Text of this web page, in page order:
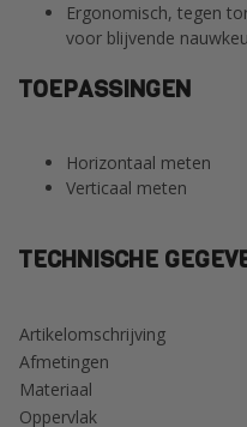
Ergonomisch, tegen
voor blijvende
TOEPASSINGEN
Horizontaal meten
Verticaal meten
TECHNISCHE
Artikelomschrijving
Afmetingen
Materiaal
Oppervlak